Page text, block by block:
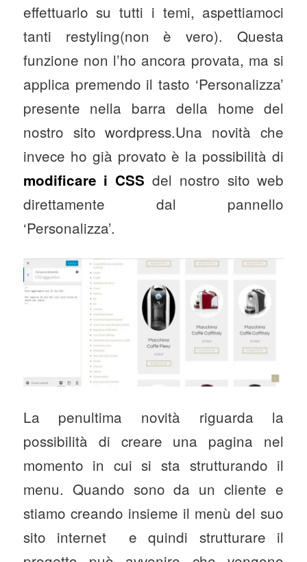
effettuarlo su tutti i temi, aspettiamoci
tanti restyling(non è vero). Questa
funzione non l’ho ancora provata, ma si
applica premendo il tasto ‘Personalizza’
presente nella barra della home del
nostro sito wordpress.Una novità che
invece ho già provato è la possibilità di
modificare i CSS del nostro sito web
direttamente dal pannello
‘Personalizza’.
La penultima novità riguarda la
possibilità di creare una pagina nel
momento in cui si sta strutturando il
menu. Quando sono da un cliente e
stiamo creando insieme il menù del suo
sito internet e quindi strutturare il